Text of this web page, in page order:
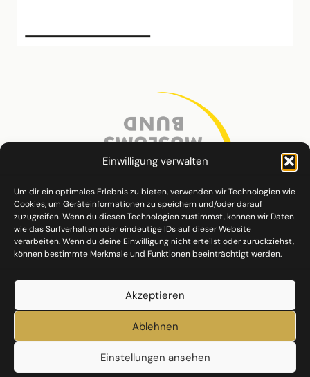
Einwilligung verwalten
Um dir ein optimales Erlebnis zu bieten, verwenden wir Technologien wie
Cookies, um Geräteinformationen zu speichern und/oder darauf
zuzugreifen. Wenn du diesen Technologien zustimmst, können wir Daten
wie das Surfverhalten oder eindeutige IDs auf dieser Website
verarbeiten. Wenn du deine Einwilligung nicht erteilst oder zurückziehst,
können bestimmte Merkmale und Funktionen beeinträchtigt werden.
Akzeptieren
Ablehnen
Einstellungen ansehen